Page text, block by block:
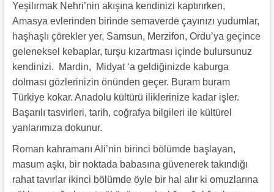
Yeşilırmak Nehri’nin akışına kendinizi kaptırırken,
Amasya evlerinden birinde semaverde çayınızı yudumlar,
haşhaşlı çörekler yer, Samsun, Merzifon, Ordu’ya geçince
geleneksel kebaplar, turşu kızartması içinde bulursunuz
kendinizi. Mardin, Midyat ‘a geldiğinizde kaburga
dolması gözlerinizin önünden geçer. Buram buram
Türkiye kokar. Anadolu kültürü iliklerinize kadar işler.
Başarılı tasvirleri, tarih, coğrafya bilgileri ile kültürel
yanlarımıza dokunur.
Roman kahramanı Ali’nin birinci bölümde başlayan,
masum aşkı, bir noktada babasına güvenerek takındığı
rahat tavırlar ikinci bölümde öyle bir hal alır ki omuzlarına